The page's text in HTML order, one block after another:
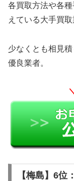
各買取方法や各
えている大手買取
少なくとも相見
優良業者。
【梅島】6位